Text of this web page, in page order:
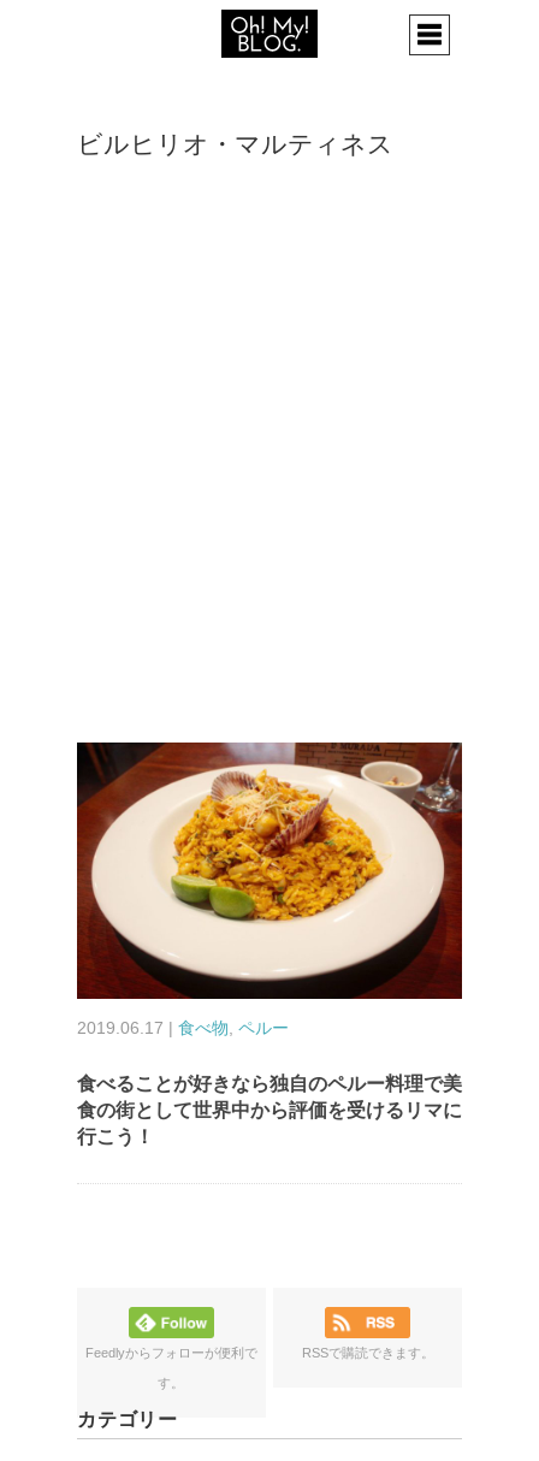
ビルヒリオ・マルティネス
2019.06.17 | 食べ物 ペルー
食べることが好きなら独自のペルー料理で美
食の街として世界中から評価を受けるリマに
行こう！
Feedlyからフォローが便利で
す。
RSSで購読できます。
カテゴリー